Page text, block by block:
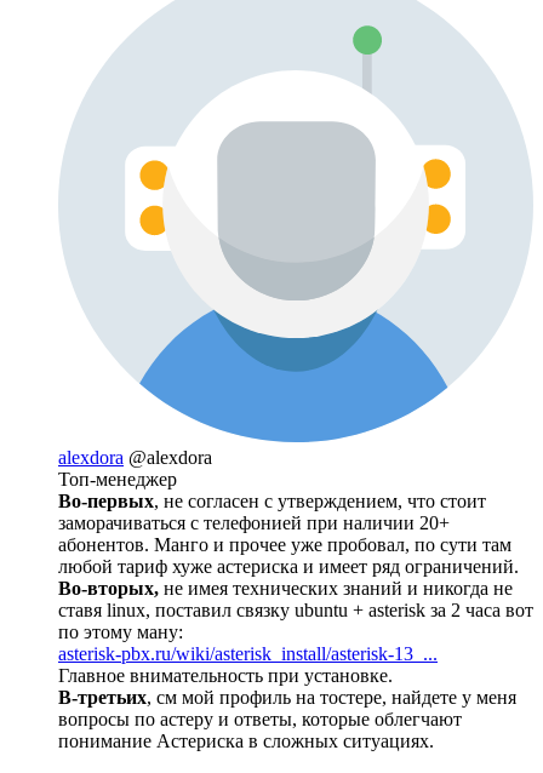
alexdora @alexdora
Топ-менеджер
Во-первых, не согласен с утверждением, что стоит
заморачиваться с телефонией при наличии 20+
абонентов. Манго и прочее уже пробовал, по сути там
любой тариф хуже астериска и имеет ряд ограничений.
Во-вторых, не имея технических знаний и никогда не
ставя linux, поставил связку ubuntu + asterisk за 2 часа вот
по этому ману:
asterisk-pbx.ru/wiki/asterisk_install/asterisk-13_...
Главное внимательность при установке.
В-третьих, см мой профиль на тостере, найдете у меня
вопросы по астеру и ответы, которые облегчают
понимание Астериска в сложных ситуациях.